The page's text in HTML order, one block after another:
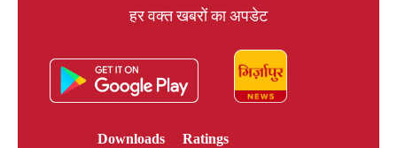
हर वक्त खबरों का अपडेट
Downloads
Ratings